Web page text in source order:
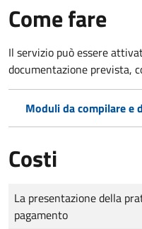
Come fare
Il servizio può essere
documentazione prevista,
Moduli da compilare e
Costi
Tipo di pagamento
Importo
La presentazione della
pagamento